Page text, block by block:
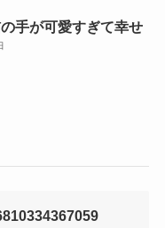
手が可愛すぎて幸せ